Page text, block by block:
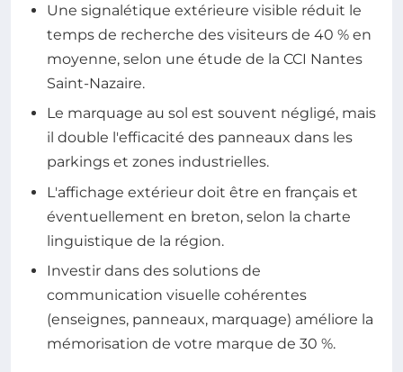
Une signalétique extérieure visible réduit le
temps de recherche des visiteurs de 40 % en
moyenne, selon une étude de la CCI Nantes
Saint-Nazaire.
Le marquage au sol est souvent négligé, mais
il double l'efficacité des panneaux dans les
parkings et zones industrielles.
L'affichage extérieur doit être en français et
éventuellement en breton, selon la charte
linguistique de la région.
Investir dans des solutions de
communication visuelle cohérentes
(enseignes, panneaux, marquage) améliore la
mémorisation de votre marque de 30 %.